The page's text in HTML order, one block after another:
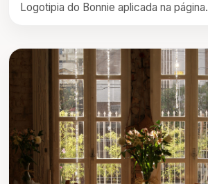
Logotipia do Bonnie aplicada na página.